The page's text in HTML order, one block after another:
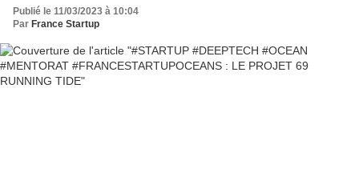
Publié le 11/03/2023 à 10:04
Par France Startup